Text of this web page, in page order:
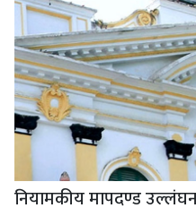
नियामकीय मापदण्ड